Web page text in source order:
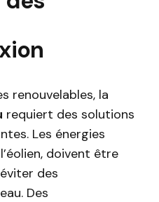
renouvelables, la
requiert des solutions
Les énergies
doivent être
des
Des